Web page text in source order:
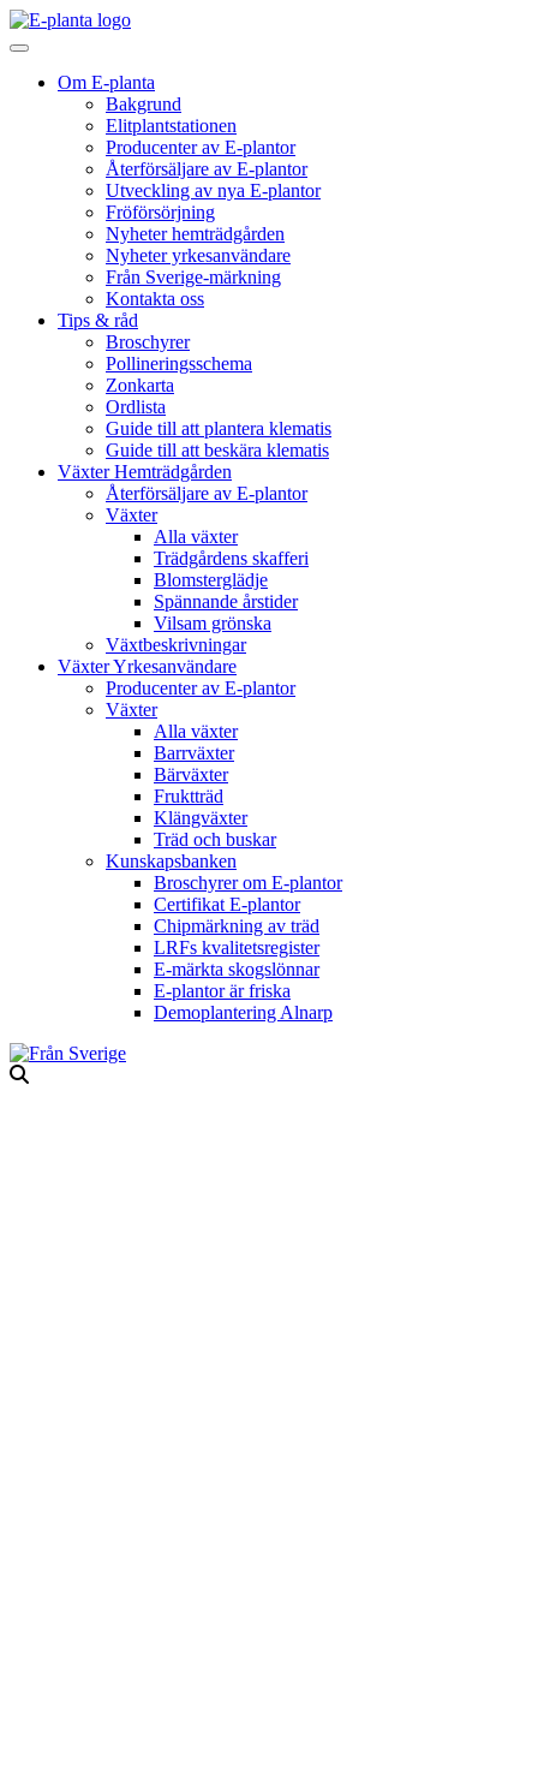
Hoppa till innehåll
Huvudnavigering
Om E-planta
Bakgrund
Elitplantstationen
Producenter av E-plantor
Återförsäljare av E-plantor
Utveckling av nya E-plantor
Fröförsörjning
Nyheter hemträdgården
Nyheter yrkesanvändare
Från Sverige-märkning
Kontakta oss
Tips & råd
Broschyrer
Pollineringsschema
Zonkarta
Ordlista
Guide till att plantera klematis
Guide till att beskära klematis
Växter Hemträdgården
Återförsäljare av E-plantor
Växter
Alla växter
Trädgårdens skafferi
Blomsterglädje
Spännande årstider
Vilsam grönska
Växtbeskrivningar
Växter Yrkesanvändare
Producenter av E-plantor
Växter
Alla växter
Barrväxter
Bärväxter
Fruktträd
Klängväxter
Träd och buskar
Kunskapsbanken
Broschyrer om E-plantor
Certifikat E-plantor
Chipmärkning av träd
LRFs kvalitetsregister
E-märkta skogslönnar
E-plantor är friska
Demoplantering Alnarp